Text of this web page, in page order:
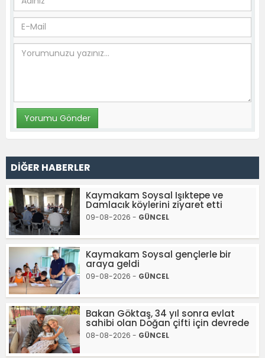
DİĞER HABERLER
Kaymakam Soysal Işıktepe ve
Damlacık köylerini ziyaret etti
09-08-2026 - GÜNCEL
Kaymakam Soysal gençlerle bir
araya geldi
09-08-2026 - GÜNCEL
Bakan Göktaş, 34 yıl sonra evlat
sahibi olan Doğan çifti için devrede
08-08-2026 - GÜNCEL